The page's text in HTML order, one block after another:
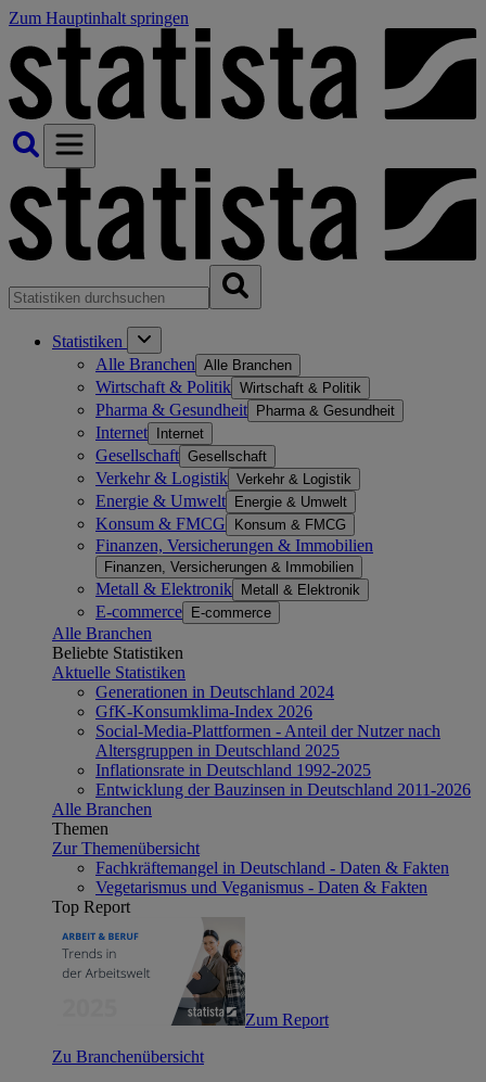
Zum Hauptinhalt springen
Statistiken
Alle Branchen Alle Branchen
Wirtschaft & Politik Wirtschaft & Politik
Pharma & Gesundheit Pharma & Gesundheit
Internet Internet
Gesellschaft Gesellschaft
Verkehr & Logistik Verkehr & Logistik
Energie & Umwelt Energie & Umwelt
Konsum & FMCG Konsum & FMCG
Finanzen, Versicherungen & Immobilien
Finanzen, Versicherungen & Immobilien
Metall & Elektronik Metall & Elektronik
E-commerce E-commerce
Alle Branchen
Beliebte Statistiken
Aktuelle Statistiken
Generationen in Deutschland 2024
GfK-Konsumklima-Index 2026
Social-Media-Plattformen - Anteil der Nutzer nach
Altersgruppen in Deutschland 2025
Inflationsrate in Deutschland 1992-2025
Entwicklung der Bauzinsen in Deutschland 2011-2026
Alle Branchen
Themen
Zur Themenübersicht
Fachkräftemangel in Deutschland - Daten & Fakten
Vegetarismus und Veganismus - Daten & Fakten
Top Report
Zum Report
Zu Branchenübersicht